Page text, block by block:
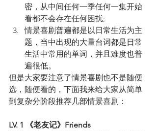
密，从中间任何一季任何一集开始
看都不会存在任何困扰;
情景喜剧普遍都是以日常生活为主
题，当中出现的大量台词都是日常
生活中常用的单词，并且难度也普
遍很低。
但是大家要注意了情景喜剧也不是随便
选，随便看的，下面我来给大家从简单
到复杂分阶段推荐几部情景喜剧：
LV. 1 《老友记》Friends